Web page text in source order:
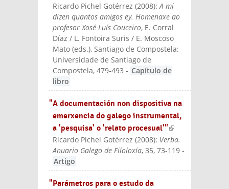
external)
Ricardo Pichel Gotérrez (2008):A mi
dizen quantos amigos ey. Homenaxe ao
profesor Xosé Luí­s Couceiro, E. Corral
Díaz / L. Fontoira Suris / E. Moscoso
Mato (eds.), Santiago de Compostela:
Universidade de Santiago de
Compostela, 479-493 - Capítulo de
libro
"A documentación non dispositiva na
emerxencia do galego instrumental,
a 'pesquisa' o 'relato procesual'"(link is
externa
l)
Ricardo Pichel Gotérrez (2008): Verba.
Anuario Galego de Filoloxía, 35, 73-119 -
Artigo
"Parámetros para o estudo da